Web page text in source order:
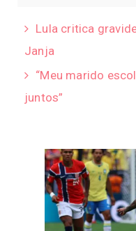
Lula critica
Janja
“Meu marido
juntos”